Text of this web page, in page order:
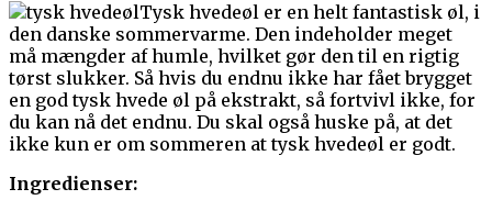
Tysk hvedeøl er en helt fantastisk øl, i
den danske sommervarme. Den indeholder meget
må mængder af humle, hvilket gør den til en rigtig
tørst slukker. Så hvis du endnu ikke har fået brygget
en god tysk hvede øl på ekstrakt, så fortvivl ikke, for
du kan nå det endnu. Du skal også huske på, at det
ikke kun er om sommeren at tysk hvedeøl er godt.
Ingredienser: